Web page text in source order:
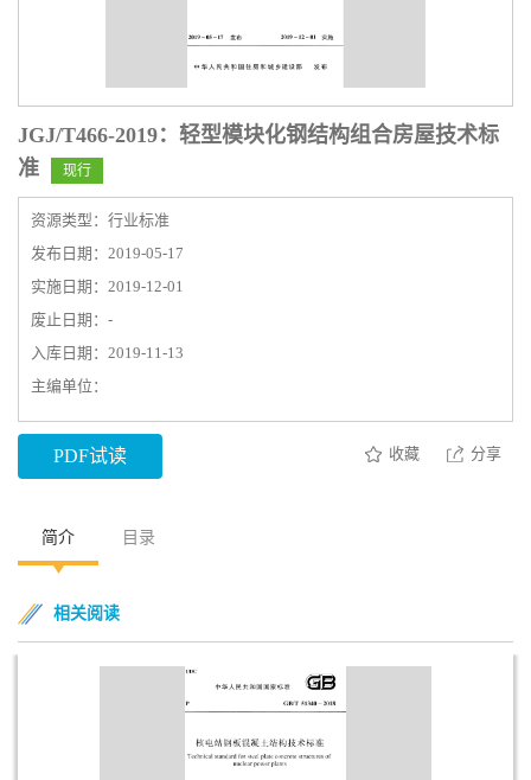
JGJ/T466-2019：轻型模块化钢结构组合房屋技术标
准
现行
资源类型：行业标准
发布日期：2019-05-17
实施日期：2019-12-01
废止日期：-
入库日期：2019-11-13
主编单位：
PDF试读 收藏 分享
简介 目录
相关阅读